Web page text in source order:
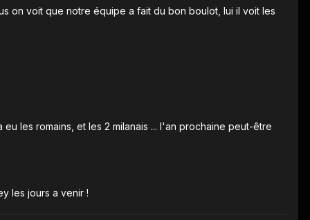
on voit que notre équipe a fait du bon boulot, lui il voit les
les romains, et les 2 milanais ... l'an prochaine peut-être
les jours a venir !